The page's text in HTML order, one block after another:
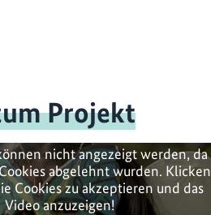
Projekt
nicht angezeigt werden, da
abgelehnt wurden. Klicken
Cookies zu akzeptieren und das
Video anzuzeigen!